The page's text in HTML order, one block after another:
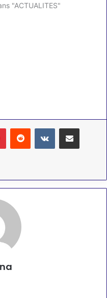
"ACTUALITES"
PinterestReddit VKontaktePartager par email